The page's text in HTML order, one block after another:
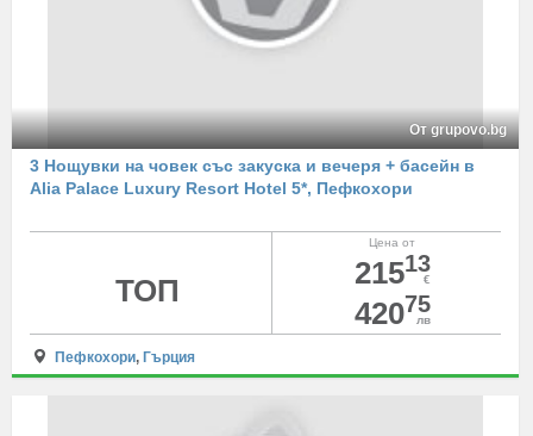
От grupovo.bg
3 Нощувки на човек със закуска и вечеря + басейн в
Alia Palace Luxury Resort Hotel 5*, Пефкохори
Цена от
21513
€
42075
лв
ТОП
Пефкохори, Гърция